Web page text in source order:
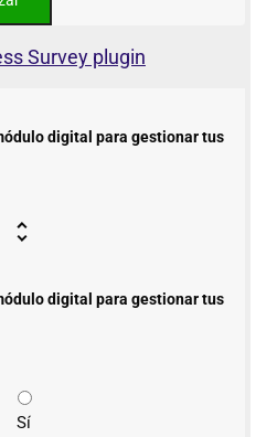
Survey plugin
digital para gestionar tus
digital para gestionar tus
Sí